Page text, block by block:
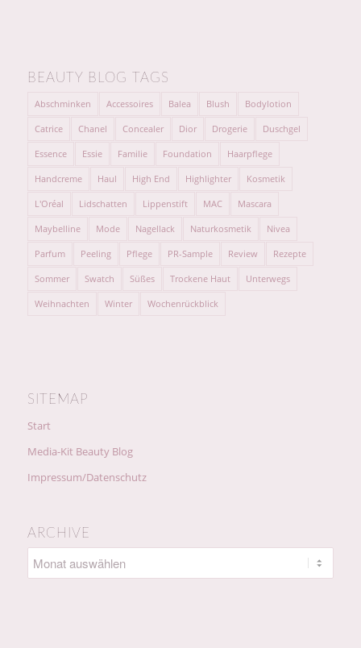
BEAUTY BLOG TAGS
Abschminken Accessoires Balea Blush Bodylotion
Catrice Chanel Concealer Dior Drogerie Duschgel
Essence Essie Familie Foundation Haarpflege
Handcreme Haul High End Highlighter Kosmetik
L'Oréal Lidschatten Lippenstift MAC Mascara
Maybelline Mode Nagellack Naturkosmetik Nivea
Parfum Peeling Pflege PR-Sample Review Rezepte
Sommer Swatch Süßes Trockene Haut Unterwegs
Weihnachten Winter Wochenrückblick
SITEMAP
Start
Media-Kit Beauty Blog
Impressum/Datenschutz
ARCHIVE